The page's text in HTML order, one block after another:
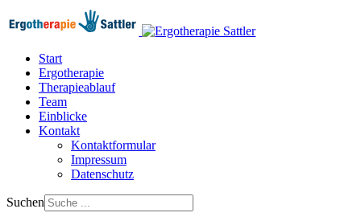
Start
Ergotherapie
Therapieablauf
Team
Einblicke
Kontakt
Kontaktformular
Impressum
Datenschutz
Suchen